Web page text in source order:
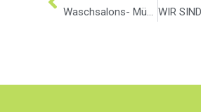
Waschsalons- Münzwäscherei